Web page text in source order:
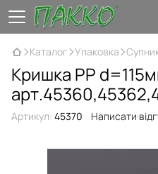
Каталог Упаковка
Кришка PP
Артикул: 45370 Написати